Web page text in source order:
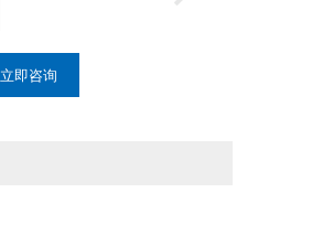
立即咨询